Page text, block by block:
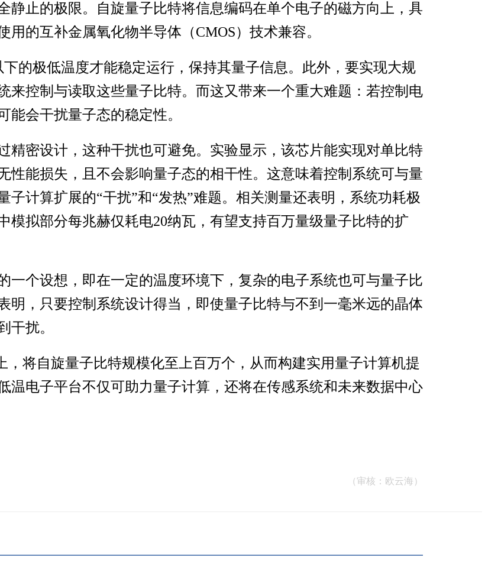
静止的极限。自旋量子比特将信息编码在单个电子的磁方向上，具
的互补金属氧化物半导体（CMOS）技术兼容。
的极低温度才能稳定运行，保持其量子信息。此外，要实现大规
来控制与读取这些量子比特。而这又带来一个重大难题：若控制电
能会干扰量子态的稳定性。
精密设计，这种干扰也可避免。实验显示，该芯片能实现对单比特
性能损失，且不会影响量子态的相干性。这意味着控制系统可与量
子计算扩展的“干扰”和“发热”难题。相关测量还表明，系统功耗极
模拟部分每兆赫仅耗电20纳瓦，有望支持百万量级量子比特的扩
一个设想，即在一定的温度环境下，复杂的电子系统也可与量子比
明，只要控制系统设计得当，即使量子比特与不到一毫米远的晶体
干扰。
，将自旋量子比特规模化至上百万个，从而构建实用量子计算机提
温电子平台不仅可助力量子计算，还将在传感系统和未来数据中心
（审核：欧云海）